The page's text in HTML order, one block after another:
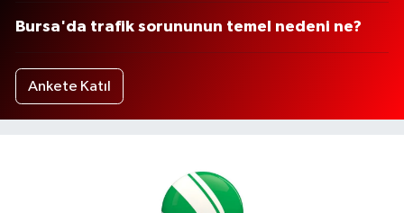
Bursa'da trafik sorununun temel nedeni ne?
Ankete Katıl